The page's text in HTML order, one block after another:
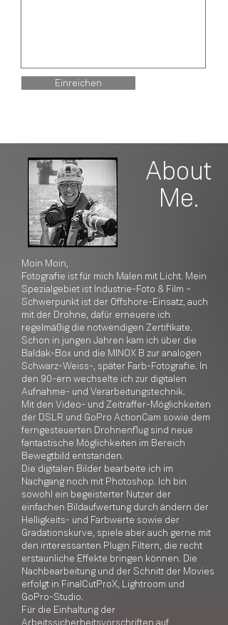
Einreichen
About
Me.
Moin Moin,
Fotografie ist für mich Malen mit Licht. Mein
Spezialgebiet ist Industrie-Foto & Film –
Schwerpunkt ist der Offshore-Einsatz, auch
mit der Drohne, dafür erneuere ich
regelmäßig die notwendigen Zertifikate.
Schon in jungen Jahren kam ich über die
Baldak-Box und die MINOX B zur analogen
Schwarz-Weiss-, später Farb-Fotografie. In
den 90-ern wechselte ich zur digitalen
Aufnahme- und Verarbeitungstechnik.
Mit den Video- und Zeitraffer-Möglichkeiten
der DSLR und GoPro ActionCam sowie dem
ferngesteuerten Drohnenflug sind neue
fantastische Möglichkeiten im Bereich
Bewegtbild entstanden.
Die digitalen Bilder bearbeite ich im
Nachgang noch mit Photoshop. Ich bin
sowohl ein begeisterter Nutzer der
einfachen Bildaufwertung durch ändern der
Helligkeits- und Farbwerte sowie der
Gradationskurve, spiele aber auch gerne mit
den interessanten Plugin Filtern, die recht
erstaunliche Effekte bringen können. Die
Nachbearbeitung und der Schnitt der Movies
erfolgt in FinalCutProX, Lightroom und
GoPro-Studio.
Für die Einhaltung der
Arbeitssicherheitsvorschriften auf